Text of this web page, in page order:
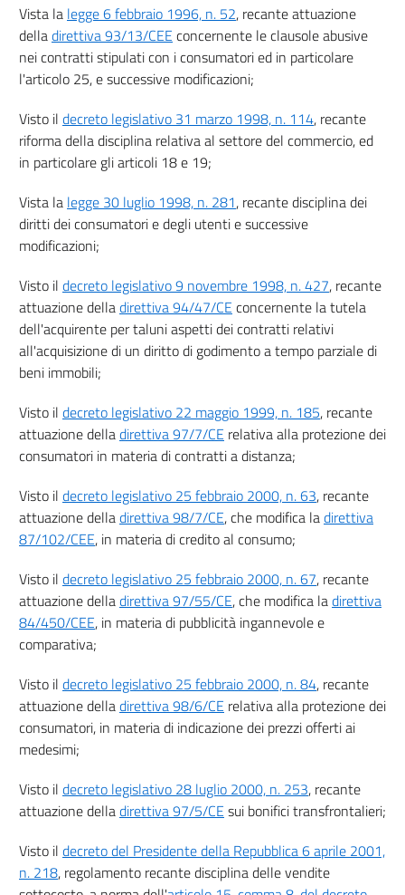
37 bis
38
Titolo II
ESERCIZIO DELL'ATTIVITÀ COMMERCIALE
Disposizioni generali
39
Capo II
Sezione I
Credito al consumo
40
42
43
Titolo III
Capo I
((Dei diritti dei consumatori nei contratti))
45
47
Sezione I
contratti a distanza o negoziati fuori dei locali commerciali))
48
Sezione II
((Informazioni precontrattuali per il consumatore e diritto di recesso nei
contratti a distanza e nei contratti negoziati fuori dei locali commerciali))
49
49 bis
50
52
53
54
54 bis
Vista la legge 6 febbraio 1996, n. 52, recante attuazione
delladirettiva 93/13/CEE concernente le clausole abusive
nei contratti stipulati con i consumatori ed in particolare
l'articolo 25, e successive modificazioni;
Visto il decreto legislativo 31 marzo 1998, n. 114, recante
riforma della disciplina relativa al settore del commercio, ed
in particolare gli articoli 18 e 19;
Vista la legge 30 luglio 1998, n. 281, recante disciplina dei
diritti dei consumatori e degli utenti e successive
modificazioni;
Visto il decreto legislativo 9 novembre 1998, n. 427, recante
attuazione delladirettiva 94/47/CE concernente la tutela
dell'acquirente per taluni aspetti dei contratti relativi
all'acquisizione di un diritto di godimento a tempo parziale di
beni immobili;
Visto il decreto legislativo 22 maggio 1999, n. 185, recante
attuazione delladirettiva 97/7/CE relativa alla protezione dei
consumatori in materia di contratti a distanza;
Visto il decreto legislativo 25 febbraio 2000, n. 63, recante
attuazione delladirettiva 98/7/CE, che modifica ladirettiva
87/102/CEE, in materia di credito al consumo;
Visto il decreto legislativo 25 febbraio 2000, n. 67, recante
attuazione delladirettiva 97/55/CE, che modifica ladirettiva
84/450/CEE, in materia di pubblicità ingannevole e
comparativa;
Visto il decreto legislativo 25 febbraio 2000, n. 84, recante
attuazione delladirettiva 98/6/CE relativa alla protezione dei
consumatori, in materia di indicazione dei prezzi offerti ai
medesimi;
Visto il decreto legislativo 28 luglio 2000, n. 253, recante
attuazione delladirettiva 97/5/CE sui bonifici transfrontalieri;
Visto il decreto del Presidente della Repubblica 6 aprile 2001,
n. 218, regolamento recante disciplina delle vendite